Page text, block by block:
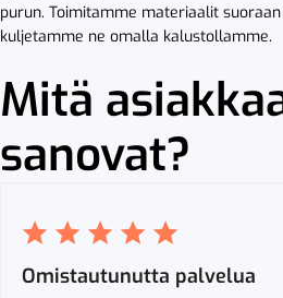
purun. Toimitamme materiaalit
kuljetamme ne omalla kalustollamme.
Mitä
sanovat?
Omistautunutta palvelua